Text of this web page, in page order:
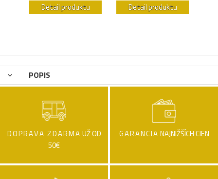
Detail produktu Detail produktu
POPIS
DOPRAVA ZDARMA UŽ OD
50€
GARANCIA NAJNIŽŠÍCH CIEN